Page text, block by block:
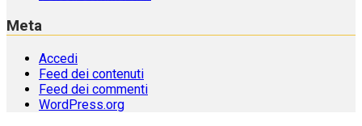
Veicoli Commerciali
Meta
Accedi
Feed dei contenuti
Feed dei commenti